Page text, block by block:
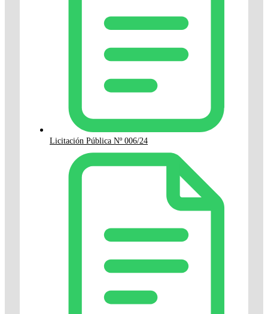
Licitación Pública Nº 006/24